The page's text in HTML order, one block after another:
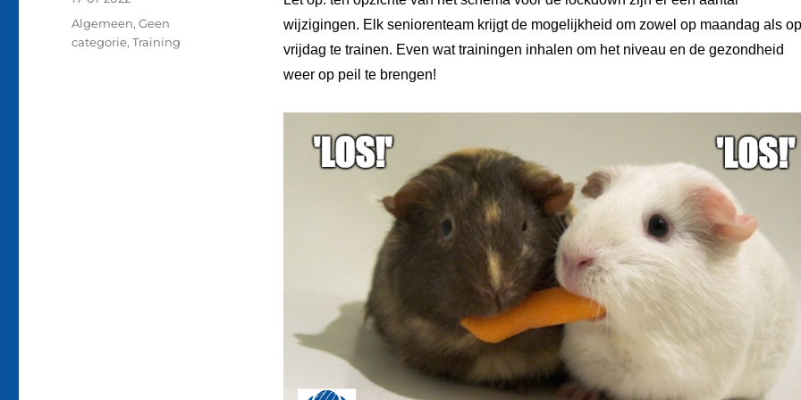
wijzigingen. Elk seniorenteam krijgt de mogelijkheid om zowel op maandag als op
vrijdag te trainen. Even wat trainingen inhalen om het niveau en de gezondheid
weer op peil te brengen!
op
Categorieën
Algemeen,Geen
categorie,Training